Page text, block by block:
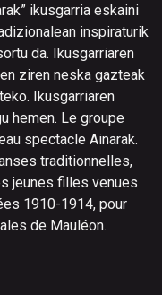
ikusgarria eskaini
inspiraturik
da. Ikusgarriaren
ziren neska gazteak
Ikusgarriaren
hemen. Le groupe
spectacle Ainarak.
traditionnelles,
jeunes filles venues
1910-1914, pour
de Mauléon.